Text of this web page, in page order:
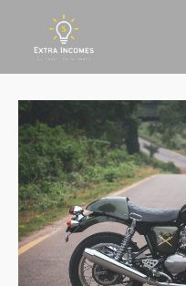
contenu